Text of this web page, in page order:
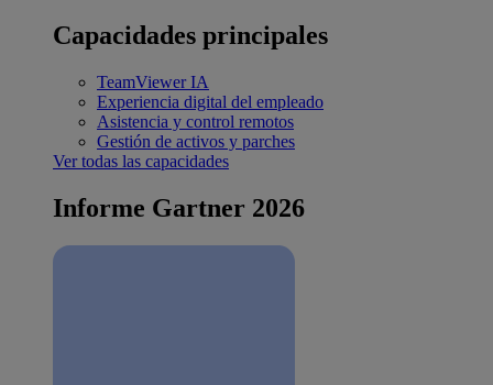
Capacidades principales
TeamViewer IA
Experiencia digital del empleado
Asistencia y control remotos
Gestión de activos y parches
Ver todas las capacidades
Informe Gartner 2026